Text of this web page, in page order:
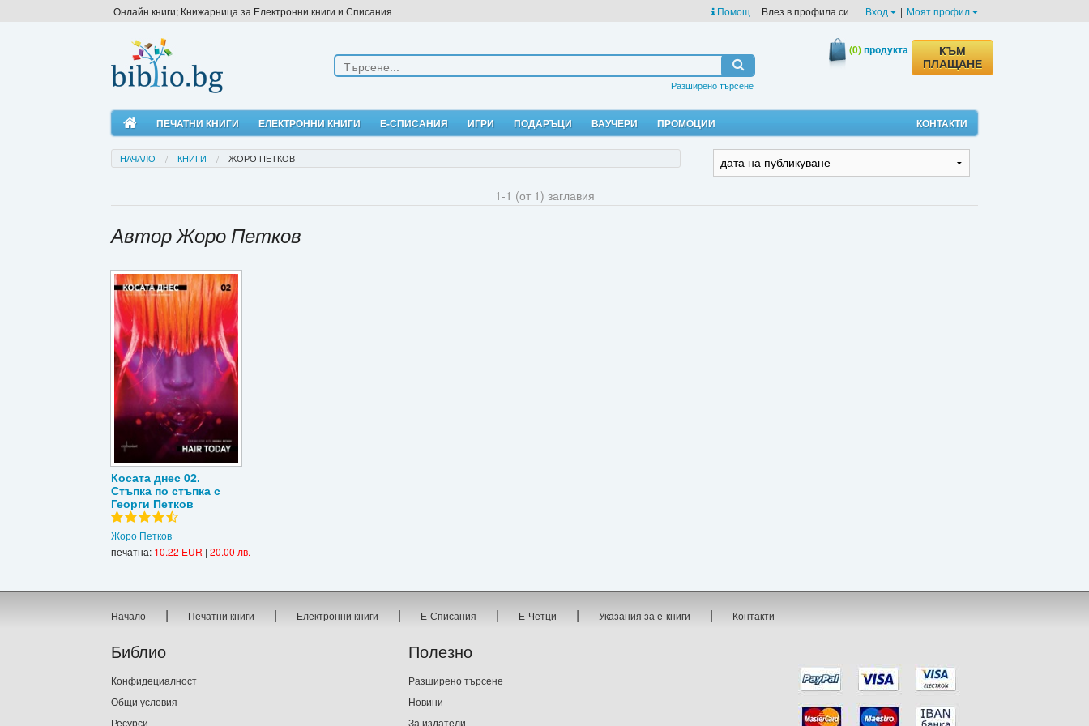
Онлайн книги; Книжарница за Електронни книги и Списания Помощ Влез в профила си Вход | Моят профил
Разширено търсене
(0)продукта
КЪМ
ПЛАЩАНЕ
ПЕЧАТНИ КНИГИ ЕЛЕКТРОННИ КНИГИ Е-СПИСАНИЯ ИГРИ ПОДАРЪЦИ ВАУЧЕРИ ПРОМОЦИИ КОНТАКТИ
НАЧАЛО КНИГИ ЖОРО ПЕТКОВ
1-1 (от 1) заглавия
Автор Жоро Петков
Косата днес 02.
Стъпка по стъпка с
Георги Петков
Жоро Петков
печатна: 10.22 EUR | 20.00 лв.
Начало | Печатни книги | Електронни книги | Е-Списания | Е-Четци | Указания за е-книги | Контакти
Библио
Конфидециалност
Общи условия
Ресурси
Полезно
Разширено търсене
Новини
За издатели